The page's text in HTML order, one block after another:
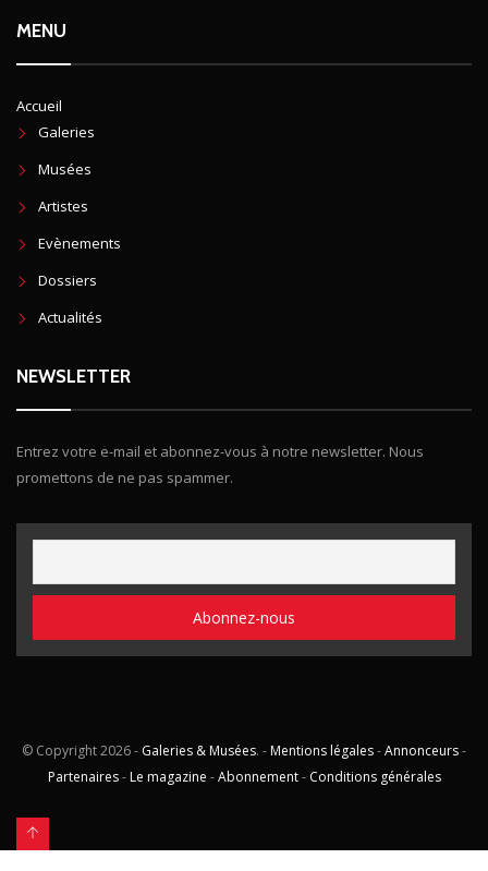
MENU
Accueil
Galeries
Musées
Artistes
Evènements
Dossiers
Actualités
NEWSLETTER
Entrez votre e-mail et abonnez-vous à notre newsletter. Nous
promettons de ne pas spammer.
© Copyright2026 - Galeries & Musées. - Mentions légales-Annonceurs-
Partenaires- Le magazine -Abonnement- Conditions générales